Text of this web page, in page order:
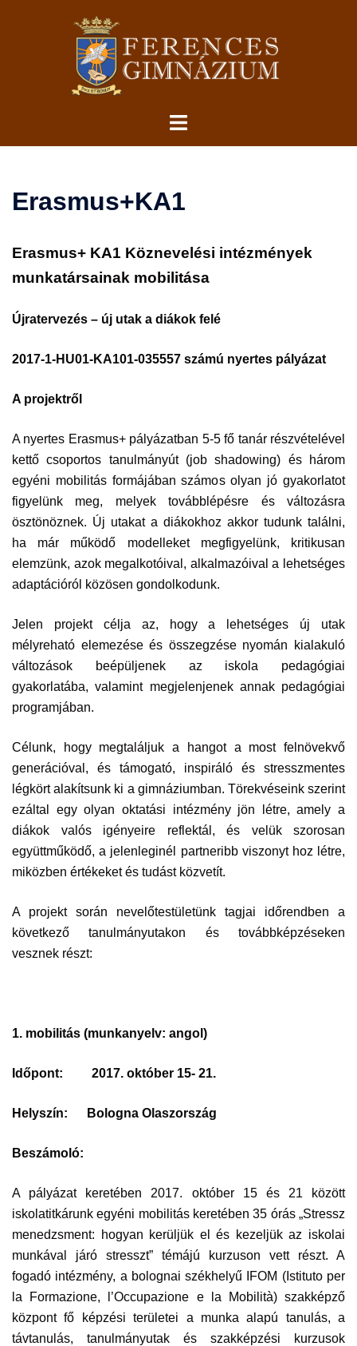
Toggle
Erasmus+KA1
Erasmus+ KA1 Köznevelési intézmények
munkatársainak mobilitása
Újratervezés – új utak a diákok felé
2017-1-HU01-KA101-035557 számú nyertes pályázat
A projektről
A nyertes Erasmus+ pályázatban 5-5 fő tanár részvételével
kettő csoportos tanulmányút (job shadowing) és három
egyéni mobilitás formájában számos olyan jó gyakorlatot
figyelünk meg, melyek továbblépésre és változásra
ösztönöznek. Új utakat a diákokhoz akkor tudunk találni,
ha már működő modelleket megfigyelünk, kritikusan
elemzünk, azok megalkotóival, alkalmazóival a lehetséges
adaptációról közösen gondolkodunk.
Jelen projekt célja az, hogy a lehetséges új utak
mélyreható elemezése és összegzése nyomán kialakuló
változások beépüljenek az iskola pedagógiai
gyakorlatába, valamint megjelenjenek annak pedagógiai
programjában.
Célunk, hogy megtaláljuk a hangot a most felnövekvő
generációval, és támogató, inspiráló és stresszmentes
légkört alakítsunk ki a gimnáziumban. Törekvéseink szerint
ezáltal egy olyan oktatási intézmény jön létre, amely a
diákok valós igényeire reflektál, és velük szorosan
együttműködő, a jelenleginél partneribb viszonyt hoz létre,
miközben értékeket és tudást közvetít.
A projekt során nevelőtestületünk tagjai időrendben a
következő tanulmányutakon és továbbképzéseken
vesznek részt:
1. mobilitás (munkanyelv: angol)
Időpont: 2017. október 15- 21.
Helyszín: Bologna Olaszország
Beszámoló:
A pályázat keretében 2017. október 15 és 21 között
iskolatitkárunk egyéni mobilitás keretében 35 órás „Stressz
menedzsment: hogyan kerüljük el és kezeljük az iskolai
munkával járó stresszt” témájú kurzuson vett részt. A
fogadó intézmény, a bolognai székhelyű IFOM (Istituto per
la Formazione, l’Occupazione e la Mobilità) szakképző
központ fő képzési területei a munka alapú tanulás, a
távtanulás, tanulmányutak és szakképzési kurzusok